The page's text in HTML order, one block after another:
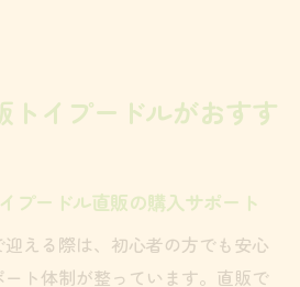
トイプードルがおすす
プードル直販の購入サポート
迎える際は、初心者の方でも安心
ト体制が整っています。直販で